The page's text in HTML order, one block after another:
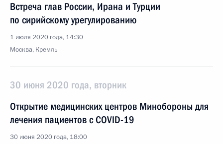
Встреча глав России, Ирана и Турции
по сирийскому урегулированию
1 июля 2020 года, 14:30
Москва, Кремль
30 июня 2020 года, вторник
Открытие медицинских центров Минобороны для
лечения пациентов с COVID-19
30 июня 2020 года, 18:00